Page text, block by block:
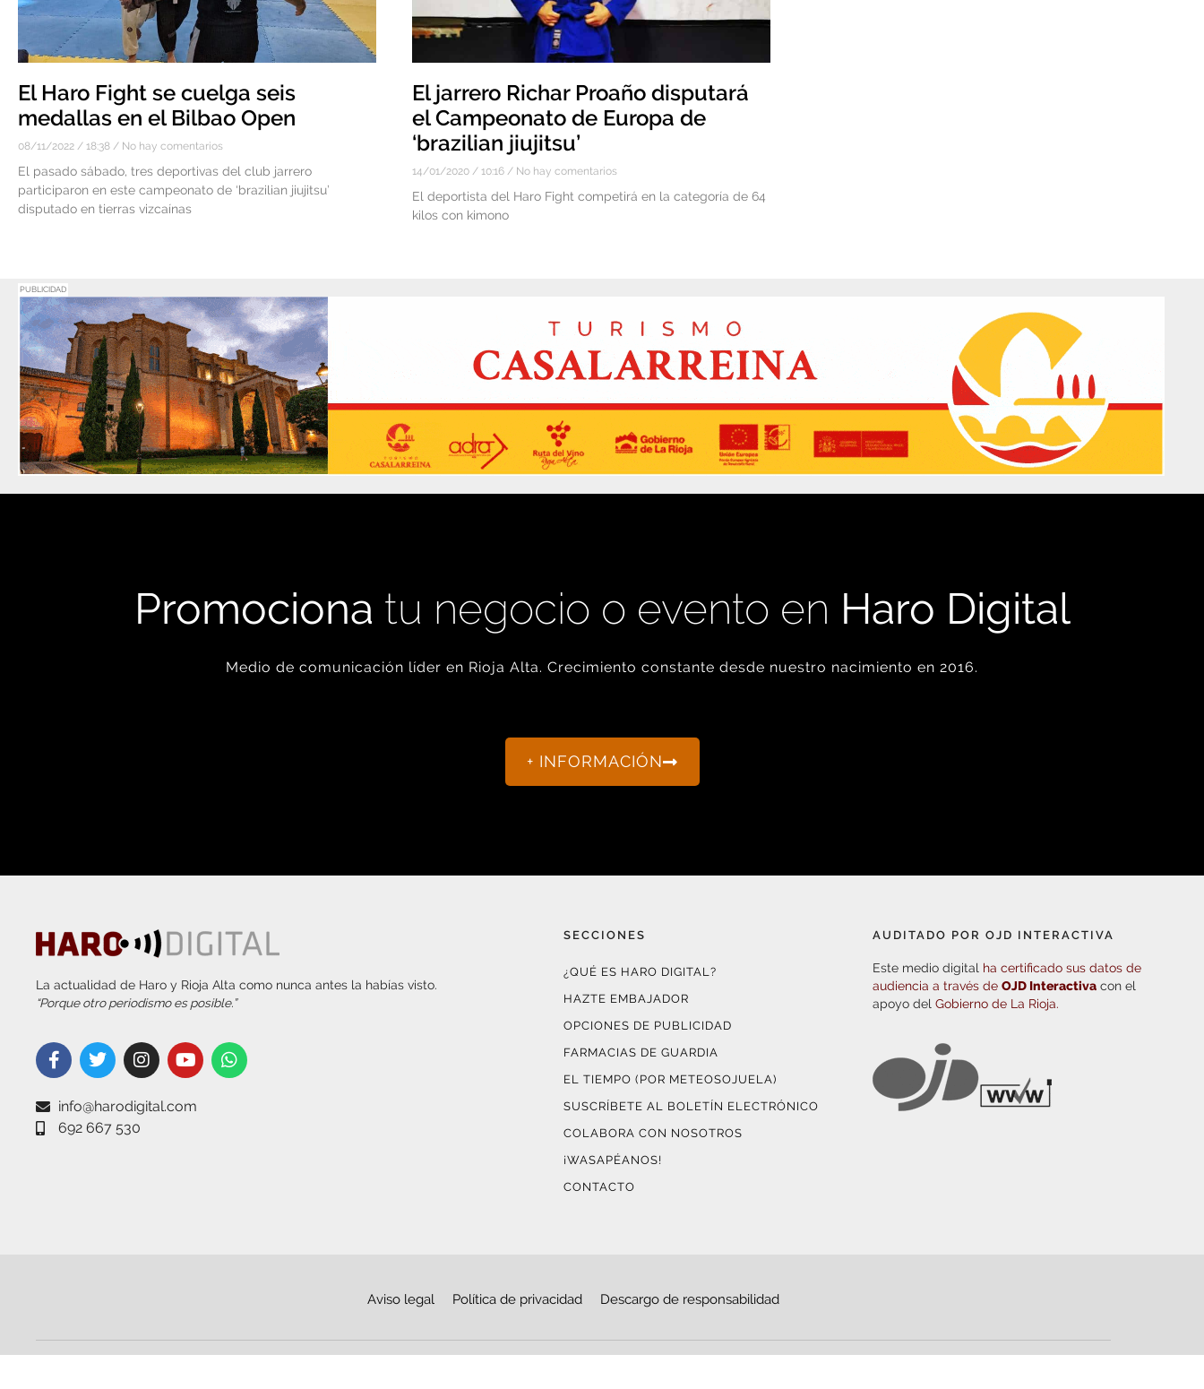
El Haro Fight se cuelga seis
medallas en el Bilbao Open
08/11/2022 18:38 No hay comentarios
El pasado sábado, tres deportivas del club jarrero
participaron en este campeonato de ‘brazilian jiujitsu’
disputado en tierras vizcaínas
El jarrero Richar Proaño disputará
el Campeonato de Europa de
‘brazilian jiujitsu’
14/01/2020 10:16 No hay comentarios
El deportista del Haro Fight competirá en la categoría de 64
kilos con kimono
PUBLICIDAD
Promociona tu negocio o evento en Haro Digital
Medio de comunicación líder en Rioja Alta. Crecimiento constante desde nuestro nacimiento en 2016.
+ INFORMACIÓN
La actualidad de Haro y Rioja Alta como nunca antes la habías visto.
“Porque otro periodismo es posible.”
info@harodigital.com
692 667 530
SECCIONES
¿QUÉ ES HARO DIGITAL?
HAZTE EMBAJADOR
OPCIONES DE PUBLICIDAD
FARMACIAS DE GUARDIA
EL TIEMPO (POR METEOSOJUELA)
SUSCRÍBETE AL BOLETÍN ELECTRÓNICO
COLABORA CON NOSOTROS
¡WASAPÉANOS!
CONTACTO
AUDITADO POR OJD INTERACTIVA
Este medio digital ha certificado sus datos de
audiencia a través deOJD Interactiva con el
apoyo delGobierno de La Rioja.
Aviso legal Política de privacidad Descargo de responsabilidad